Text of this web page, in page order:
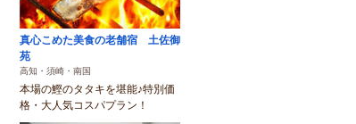
真心こめた美食の老舗宿 土佐御
苑
高知・須崎・南国
本場の鰹のタタキを堪能♪特別価
格・大人気コスパプラン！